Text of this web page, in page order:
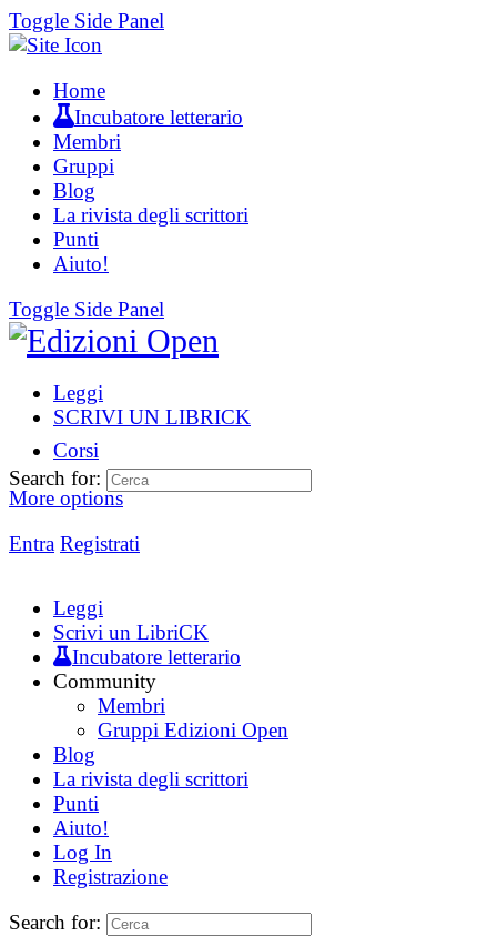
Toggle Side Panel
Home
Incubatore letterario
Membri
Gruppi
Blog
La rivista degli scrittori
Punti
Aiuto!
Toggle Side Panel
Leggi
SCRIVI UN LIBRICK
Corsi
More options
Entra Registrati
Search for:
Leggi
Scrivi un LibriCK
Incubatore letterario
Community
Membri
Gruppi Edizioni Open
Blog
La rivista degli scrittori
Punti
Aiuto!
Log In
Registrazione
Search for: